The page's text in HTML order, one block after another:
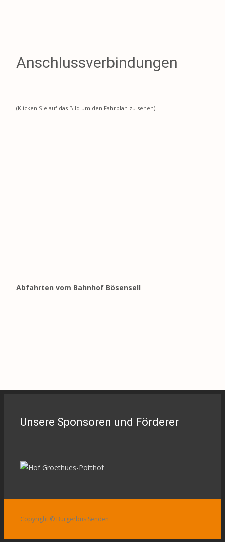
Anschlussverbindungen
(Klicken Sie auf das Bild um den Fahrplan zu sehen)
Abfahrten vom Bahnhof Bösensell
Unsere Sponsoren und Förderer
Copyright © Bürgerbus Senden